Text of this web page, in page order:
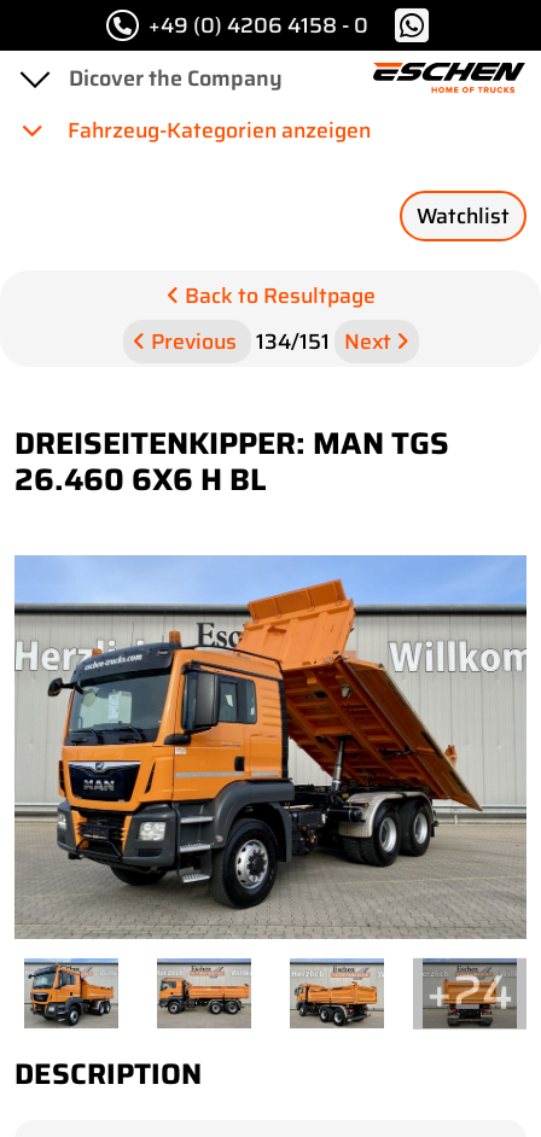
+49 (0) 4206 4158 - 0
Fahrzeug-Kategorien anzeigen
Watchlist
Back to Resultpage
Previous
134/151 Next
DREISEITENKIPPER: MAN TGS
26.460 6X6 H BL
+24
DESCRIPTION